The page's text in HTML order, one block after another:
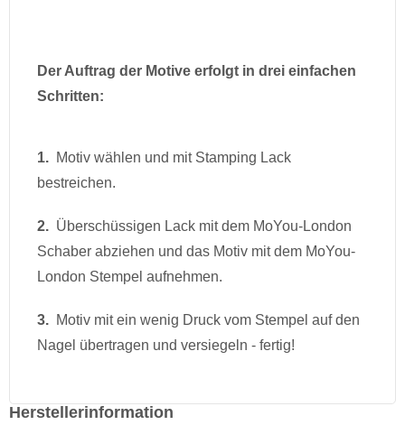
Der Auftrag der Motive erfolgt in drei einfachen
Schritten:
1. Motiv wählen und mit Stamping Lack
bestreichen.
2. Überschüssigen Lack mit dem MoYou-London
Schaber abziehen und das Motiv mit dem MoYou-
London Stempel aufnehmen.
3. Motiv mit ein wenig Druck vom Stempel auf den
Nagel übertragen und versiegeln - fertig!
Herstellerinformation